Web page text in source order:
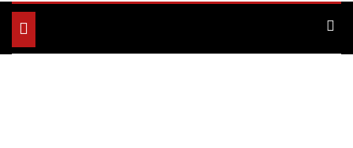
Toggle
navigation